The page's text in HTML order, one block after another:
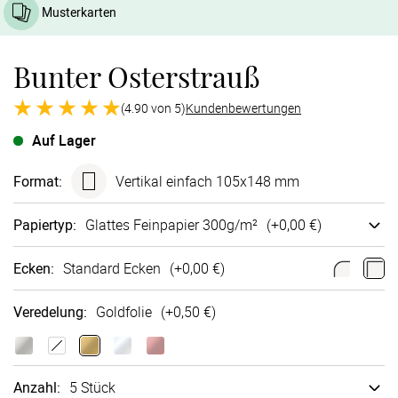
Musterkarten
Bunter Osterstrauß
(4.90 von 5)Kundenbewertungen
Auf Lager
Format: Vertikal einfach 105x148 mm
Papiertyp: Glattes Fein­papier 300g/m² (+0,00 €)
Ecken: Standard Ecken (+0,00 €)
Veredelung: Goldfolie (+0,50 €)
Anzahl: 5 Stück